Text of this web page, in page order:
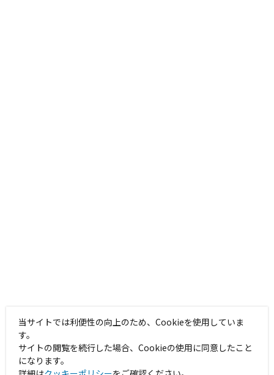
当サイトでは利便性の向上のため、Cookieを使用していま
す。
サイトの閲覧を続行した場合、Cookieの使用に同意したこと
になります。